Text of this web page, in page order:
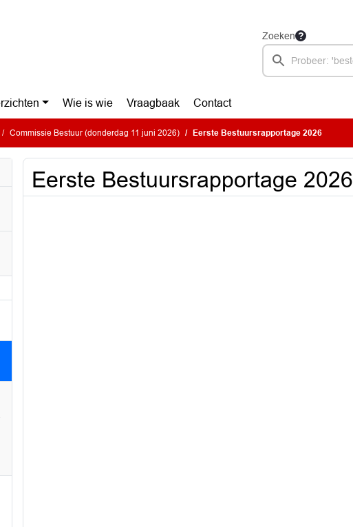
Zoeken
Wie is wie Vraagbaak Contact
Commissie Bestuur (donderdag 11 juni 2026) Eerste Bestuursrapportage 2026
Eerste Bestuursrapportage 2026